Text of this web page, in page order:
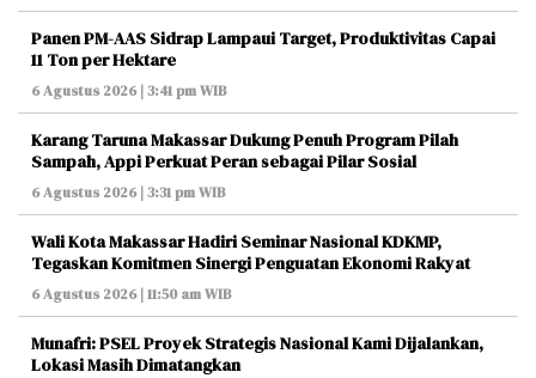
Panen PM-AAS Sidrap Lampaui Target, Produktivitas Capai
11 Ton per Hektare
6 Agustus 2026 | 3:41 pm WIB
Karang Taruna Makassar Dukung Penuh Program Pilah
Sampah, Appi Perkuat Peran sebagai Pilar Sosial
6 Agustus 2026 | 3:31 pm WIB
Wali Kota Makassar Hadiri Seminar Nasional KDKMP,
Tegaskan Komitmen Sinergi Penguatan Ekonomi Rakyat
6 Agustus 2026 | 11:50 am WIB
Munafri: PSEL Proyek Strategis Nasional Kami Dijalankan,
Lokasi Masih Dimatangkan